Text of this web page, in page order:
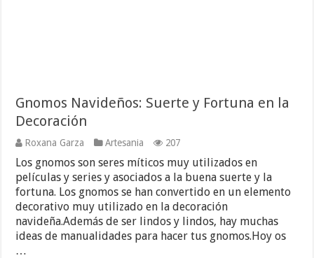
Gnomos Navideños: Suerte y Fortuna en la
Decoración
Roxana Garza Artesania 207
Los gnomos son seres míticos muy utilizados en
películas y series y asociados a la buena suerte y la
fortuna. Los gnomos se han convertido en un elemento
decorativo muy utilizado en la decoración
navideña.Además de ser lindos y lindos, hay muchas
ideas de manualidades para hacer tus gnomos.Hoy os
…